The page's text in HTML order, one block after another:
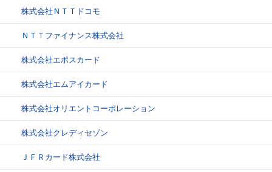
株式会社ＮＴＴドコモ
ＮＴＴファイナンス株式会社
株式会社エポスカード
株式会社エムアイカード
株式会社オリエントコーポレーション
株式会社クレディセゾン
ＪＦＲカード株式会社